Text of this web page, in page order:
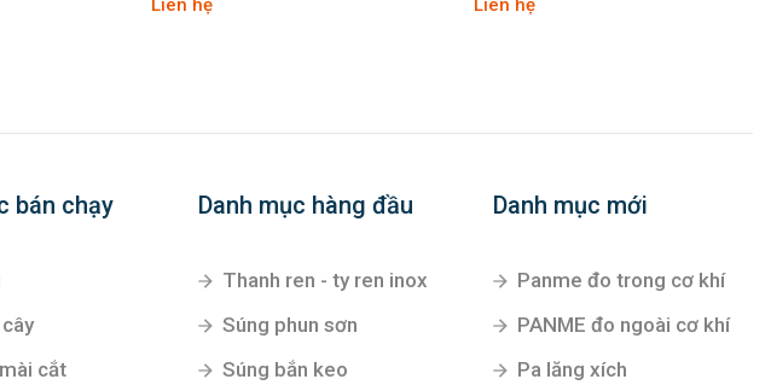
Liên hệ Liên hệ
bán chạy
cắt
Danh mục hàng đầu
Thanh ren - ty ren inox
Súng phun sơn
Súng bắn keo
Danh mục mới
Panme đo trong cơ khí
PANME đo ngoài cơ khí
Pa lăng xích